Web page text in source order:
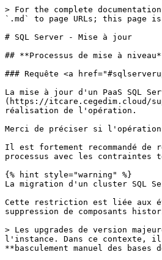
> For the complete
`.md` to page URLs; this page
# SQL Server - Mise à jour
## **Processus de mise à
### Requête <a
La mise à jour d'un PaaS SQL
(https://itcare.cegedim.cloud/
réalisation de l'opération.
Merci de préciser si l'opération
Il est fortement recommandé
processus avec les
{% hint style="warning" %}
La migration d'un cluster SQL
Cette restriction est liée aux
suppression de composants
> Les upgrades de version
l'instance. Dans ce contexte, il
**basculement manuel des bases